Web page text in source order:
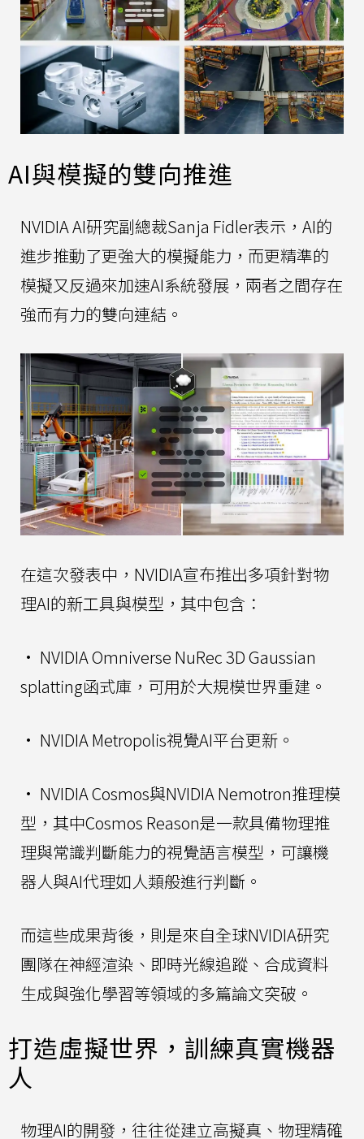
AI與模擬的雙向推進
NVIDIA AI研究副總裁Sanja Fidler表示，AI的
進步推動了更強大的模擬能力，而更精準的
模擬又反過來加速AI系統發展，兩者之間存在
強而有力的雙向連結。
在這次發表中，NVIDIA宣布推出多項針對物
理AI的新工具與模型，其中包含：
• NVIDIA Omniverse NuRec 3D Gaussian
splatting函式庫，可用於大規模世界重建。
• NVIDIA Metropolis視覺AI平台更新。
• NVIDIA Cosmos與NVIDIA Nemotron推理模
型，其中Cosmos Reason是一款具備物理推
理與常識判斷能力的視覺語言模型，可讓機
器人與AI代理如人類般進行判斷。
而這些成果背後，則是來自全球NVIDIA研究
團隊在神經渲染、即時光線追蹤、合成資料
生成與強化學習等領域的多篇論文突破。
打造虛擬世界，訓練真實機器
人
物理AI的開發，往往從建立高擬真、物理精確